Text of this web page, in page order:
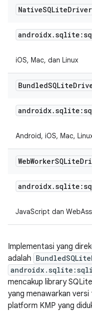
NativeSQLiteDriver
androidx.
iOS, Mac, dan Linux
BundledSQLite
androidx.
Android, iOS, Mac,
WebWorkerSQLite
androidx.
JavaScript dan
Implementasi yang
adalah
mencakup library
yang menawarkan
platform KMP yang